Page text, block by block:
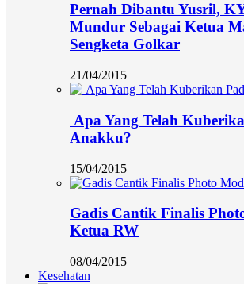
Pernah Dibantu Yusril,
Mundur Sebagai Ketua
Sengketa Golkar
21/04/2015
Apa Yang Telah
Anakku?
15/04/2015
Gadis Cantik Finalis
Ketua RW
08/04/2015
Kesehatan